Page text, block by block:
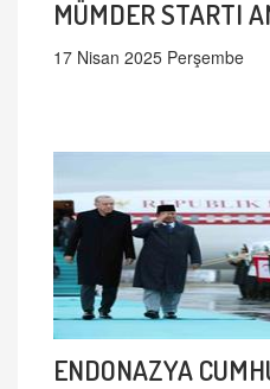
MÜMDER STARTI
17 Nisan 2025 Perşembe
ENDONAZYA